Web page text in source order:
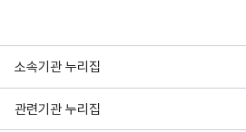
소속기관 누리집
관련기관 누리집